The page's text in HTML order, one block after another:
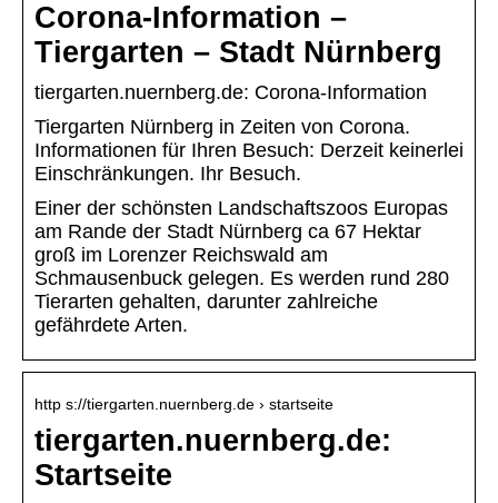
Corona-Information –
Tiergarten – Stadt Nürnberg
tiergarten.nuernberg.de: Corona-Information
Tiergarten Nürnberg in Zeiten von Corona.
Informationen für Ihren Besuch: Derzeit keinerlei
Einschränkungen. Ihr Besuch.
Einer der schönsten Landschaftszoos Europas
am Rande der Stadt Nürnberg ca 67 Hektar
groß im Lorenzer Reichswald am
Schmausenbuck gelegen. Es werden rund 280
Tierarten gehalten, darunter zahlreiche
gefährdete Arten.
http s://tiergarten.nuernberg.de › startseite
tiergarten.nuernberg.de:
Startseite